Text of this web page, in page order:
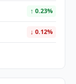
↑ 0.23%
↓ 0.12%